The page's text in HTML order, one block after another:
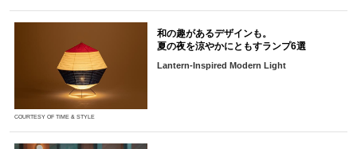
COURTESY OF TIME & STYLE
和の趣があるデザインも。
夏の夜を涼やかにともすランプ6選
Lantern-Inspired Modern Light